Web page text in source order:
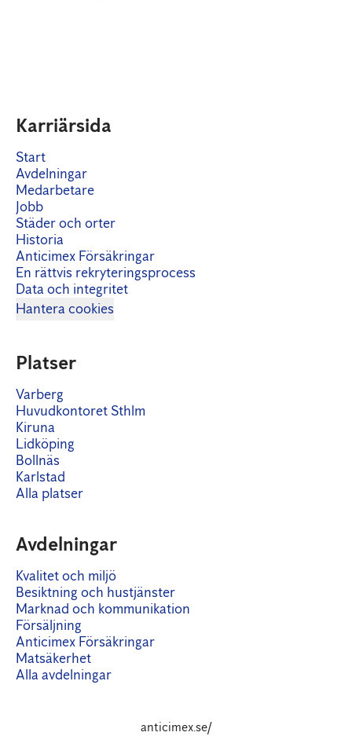
Karriärsida
Start
Avdelningar
Medarbetare
Jobb
Städer och orter
Historia
Anticimex Försäkringar
En rättvis rekryteringsprocess
Data och integritet
Hantera cookies
Platser
Varberg
Huvudkontoret Sthlm
Kiruna
Lidköping
Bollnäs
Karlstad
Alla platser
Avdelningar
Kvalitet och miljö
Besiktning och hustjänster
Marknad och kommunikation
Försäljning
Anticimex Försäkringar
Matsäkerhet
Alla avdelningar
anticimex.se/